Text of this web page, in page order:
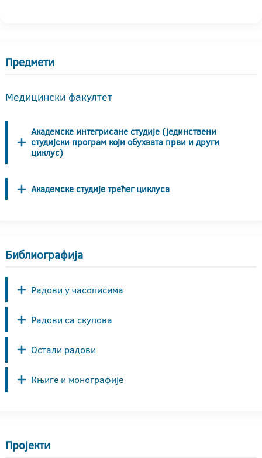
Предмети
Медицински факултет
Академске интегрисане студије (јединствени
студијски програм који обухвата први и други
циклус)
Академске студије трећег циклуса
Библиографија
Радови у часописима
Радови са скупова
Остали радови
Књиге и монографије
Пројекти